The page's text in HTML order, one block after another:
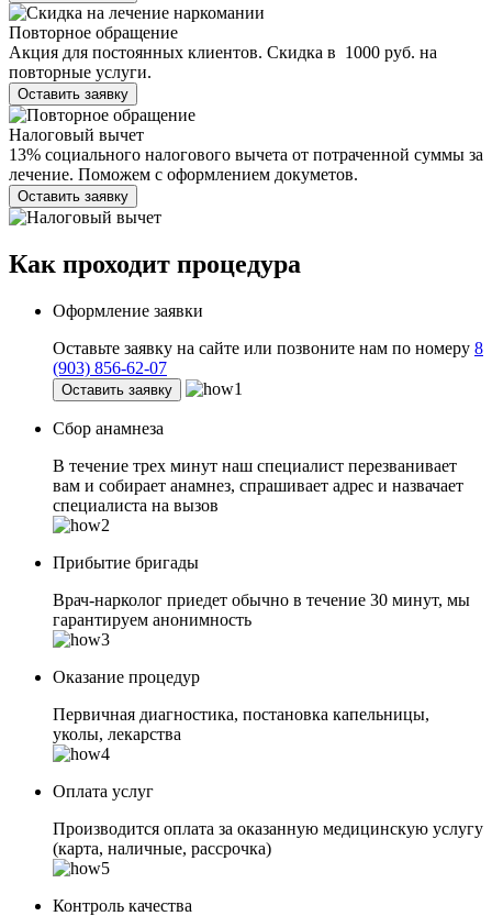
Повторное обращение
Акция для постоянных клиентов. Скидка в 1000 руб. на
повторные услуги.
Оставить заявку
Налоговый вычет
13% социального налогового вычета от потраченной суммы за
лечение. Поможем с оформлением докуметов.
Оставить заявку
Как проходит процедура
Оформление заявки
Оставьте заявку на сайте или позвоните нам по номеру 8
(903) 856-62-07
Оставить заявку
Сбор анамнеза
В течение трех минут наш специалист перезванивает
вам и собирает анамнез, спрашивает адрес и назвачает
специалиста на вызов
Прибытие бригады
Врач-нарколог приедет обычно в течение 30 минут, мы
гарантируем анонимность
Оказание процедур
Первичная диагностика, постановка капельницы,
уколы, лекарства
Оплата услуг
Производится оплата за оказанную медицинскую услугу
(карта, наличные, рассрочка)
Контроль качества